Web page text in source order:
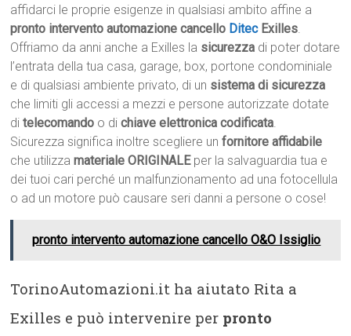
affidarci le proprie esigenze in qualsiasi ambito affine a
pronto intervento automazione cancello DitecExilles.
Offriamo da anni anche a Exilles la sicurezza di poter dotare
l’entrata della tua casa, garage, box, portone condominiale
e di qualsiasi ambiente privato, di un sistema di sicurezza
che limiti gli accessi a mezzi e persone autorizzate dotate
ditelecomando o dichiave elettronica codificata.
Sicurezza significa inoltre scegliere unfornitore affidabile
che utilizza materiale ORIGINALEper la salvaguardia tua e
dei tuoi cari perché un malfunzionamento ad una fotocellula
o ad un motore può causare seri danni a persone o cose!
pronto intervento automazione cancello O&O Issiglio
TorinoAutomazioni.it ha aiutato Rita a
Exilles e può intervenire per pronto